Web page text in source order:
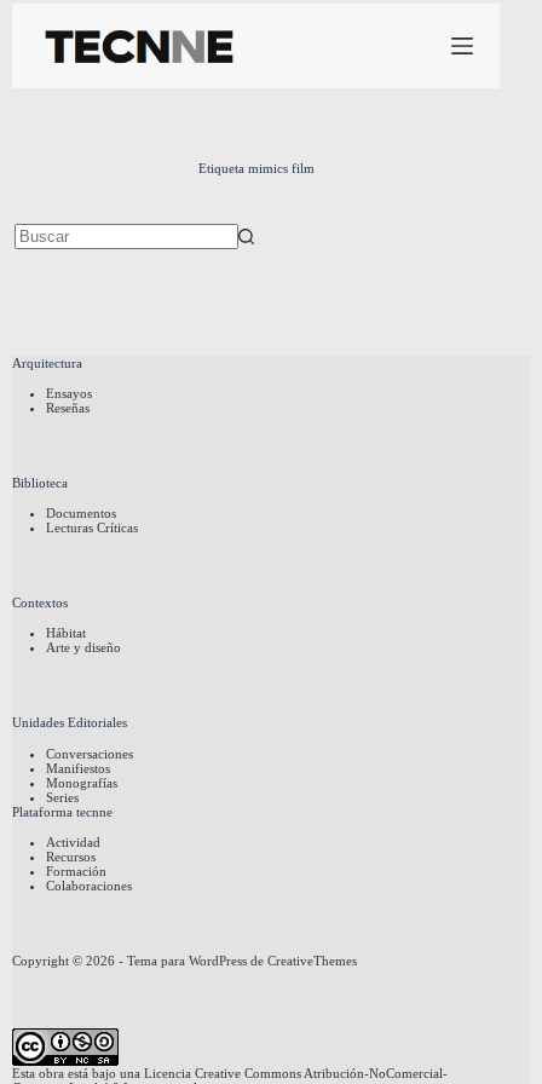
contenido
Etiqueta mimics film
Arquitectura
Ensayos
Reseñas
Biblioteca
Documentos
Lecturas Críticas
Contextos
Hábitat
Arte y diseño
Unidades Editoriales
Conversaciones
Manifiestos
Monografías
Series
Plataforma tecnne
Actividad
Recursos
Formación
Colaboraciones
Copyright © 2026 - Tema para WordPress de CreativeThemes
Esta obra está bajo una Licencia Creative Commons Atribución-NoComercial-